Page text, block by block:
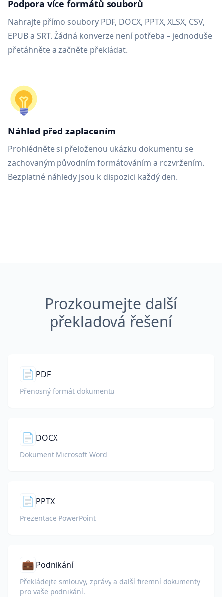
Podpora více formátů souborů
Nahrajte přímo soubory PDF, DOCX, PPTX, XLSX, CSV,
EPUB a SRT. Žádná konverze není potřeba – jednoduše
přetáhněte a začněte překládat.
Náhled před zaplacením
Prohlédněte si přeloženou ukázku dokumentu se
zachovaným původním formátováním a rozvržením.
Bezplatné náhledy jsou k dispozici každý den.
Prozkoumejte další
překladová řešení
📄 PDF
Přenosný formát dokumentu
📄 DOCX
Dokument Microsoft Word
📄 PPTX
Prezentace PowerPoint
💼 Podnikání
Překládejte smlouvy, zprávy a další firemní dokumenty
pro vaše podnikání.